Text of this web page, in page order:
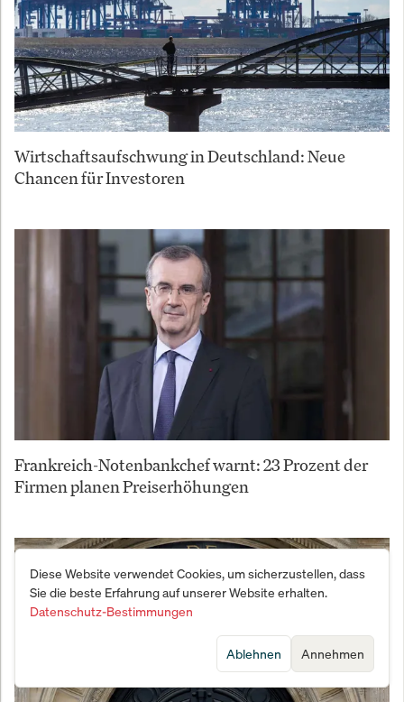
Wirtschaftsaufschwung in Deutschland: Neue
Chancen für Investoren
Frankreich-Notenbankchef warnt: 23 Prozent der
Firmen planen Preiserhöhungen
Diese Website verwendet Cookies, um sicherzustellen, dass
Sie die beste Erfahrung auf unserer Website erhalten.
Datenschutz-Bestimmungen
Annehmen
Ablehnen